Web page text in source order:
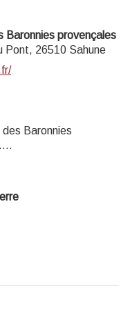
Baronnies provençales
Pont, 26510 Sahune
des Baronnies
les dimanches de